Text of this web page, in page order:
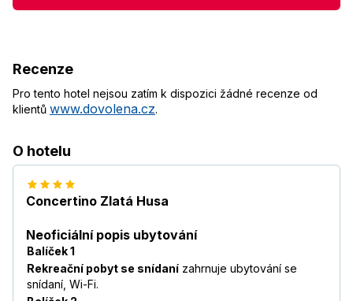
Recenze
Pro tento hotel nejsou zatím k dispozici žádné recenze od
klientů www.dovolena.cz.
O hotelu
Concertino Zlatá Husa
Neoficiální popis ubytování
Balíček 1
Rekreační pobyt se snídaní zahrnuje ubytování se
snídaní, Wi-Fi.